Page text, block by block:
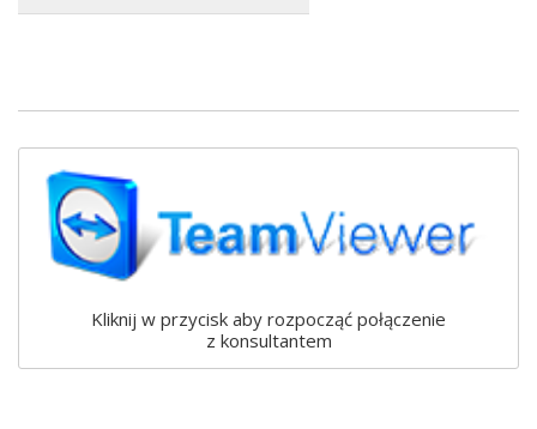
Kliknij w przycisk aby rozpocząć połączenie
z konsultantem